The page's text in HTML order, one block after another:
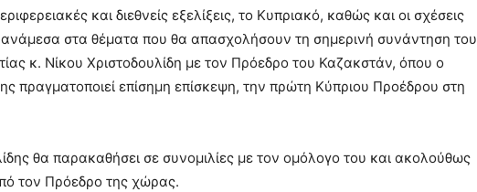
και διεθνείς εξελίξεις, το Κυπριακό, καθώς και οι σχέσεις
στα θέματα που θα απασχολήσουν τη σημερινή συνάντηση του
κ. Νίκου Χριστοδουλίδη με τον Πρόεδρο του Καζακστάν, όπου ο
πραγματοποιεί επίσημη επίσκεψη, την πρώτη Κύπριου Προέδρου στη
θα παρακαθήσει σε συνομιλίες με τον ομόλογο του και ακολούθως
τον Πρόεδρο της χώρας.